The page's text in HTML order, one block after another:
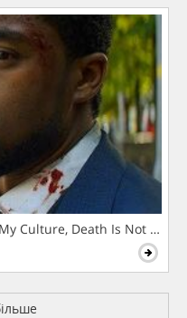
Culture, Death Is Not The